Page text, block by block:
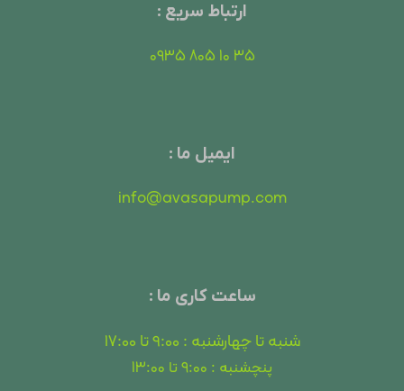
ارتباط سریع :
35 10 805 0935
ایمیل ما :
info@avasapump.com
ساعت کاری ما :
شنبه تا چهارشنبه : 9:00 تا 17:00
پنچشنبه : 9:00 تا 13:00